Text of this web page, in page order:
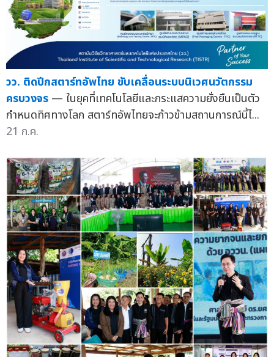
วว. ติดปีกสตาร์ทอัพไทย ขับเคลื่อนระบบนิเวศนวัตกรรม
ครบวงจร — ในยุคที่เทคโนโลยีและกระแสความยั่งยืนเป็นตัว
กำหนดทิศทางโลก สตาร์ทอัพไทยจะก้าวข้ามสถานการณ์นี้ไ...
21 ก.ค.